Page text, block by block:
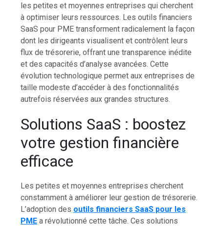
les petites et moyennes entreprises qui cherchent
à optimiser leurs ressources. Les outils financiers
SaaS pour PME transforment radicalement la façon
dont les dirigeants visualisent et contrôlent leurs
flux de trésorerie, offrant une transparence inédite
et des capacités d’analyse avancées. Cette
évolution technologique permet aux entreprises de
taille modeste d’accéder à des fonctionnalités
autrefois réservées aux grandes structures.
Solutions SaaS : boostez
votre gestion financière
efficace
Les petites et moyennes entreprises cherchent
constamment à améliorer leur gestion de trésorerie.
L’adoption des outils financiers SaaS pour les
PME a révolutionné cette tâche. Ces solutions